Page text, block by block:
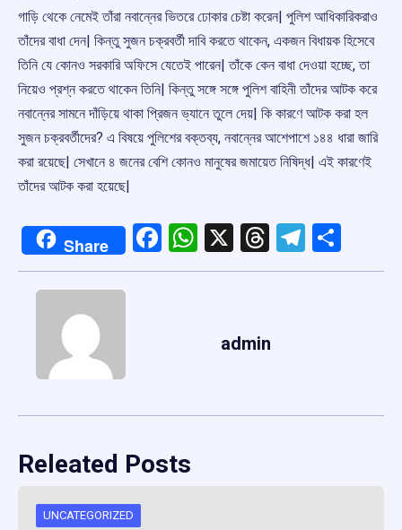
গাড়ি থেকে নেমেই তাঁরা নবান্নের ভিতরে ঢোকার চেষ্টা করেন| পুলিশ আধিকারিকরাও
তাঁদের বাধা দেন| কিন্তু সুজন চক্রবর্তী দাবি করতে থাকেন, একজন বিধায়ক হিসেবে
তিনি যে কোনও সরকারি অফিসে যেতেই পারেন| তাঁকে কেন বাধা দেওয়া হচ্ছে, তা
নিয়েও প্রশ্ন করতে থাকেন তিনি| কিন্তু সঙ্গে সঙ্গে পুলিশ বাহিনী তাঁদের আটক করে
নবান্নের সামনে দাঁড়িয়ে থাকা প্রিজন ভ্যানে তুলে দেয়| কি কারণে আটক করা হল
সুজন চক্রবর্তীদের? এ বিষয়ে পুলিশের বক্তব্য, নবান্নের আশেপাশে ১৪৪ ধারা জারি
করা রয়েছে| সেখানে ৪ জনের বেশি কোনও মানুষের জমায়েত নিষিদ্ধ| এই কারণেই
তাঁদের আটক করা হয়েছে|
Share Facebook
WhatsApp
X Threads
admin
Releated Posts
UNCATEGORIZED